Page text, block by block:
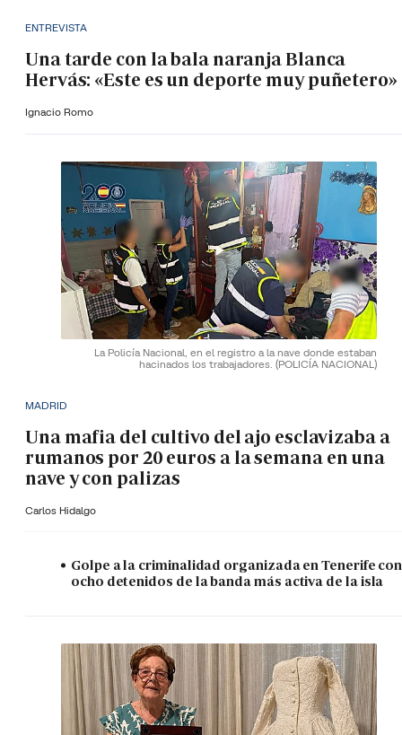
ENTREVISTA
Una tarde con la bala naranja Blanca
Hervás: «Este es un deporte muy puñetero»
Ignacio Romo
La Policía Nacional, en el registro a la nave donde estaban
hacinados los trabajadores. (POLICÍA NACIONAL)
MADRID
Una mafia del cultivo del ajo esclavizaba a
rumanos por 20 euros a la semana en una
nave y con palizas
Carlos Hidalgo
Golpe a la criminalidad organizada en Tenerife con
ocho detenidos de la banda más activa de la isla